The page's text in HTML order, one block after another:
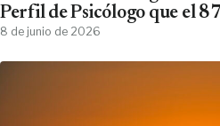
Perfil de Psicólogo que el
Clínicos Demanda y No
8 de junio de 2026